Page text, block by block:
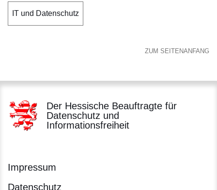
IT und Datenschutz
ZUM SEITENANFANG
Der Hessische Beauftragte für
Datenschutz und
Informationsfreiheit
Impressum
Datenschutz